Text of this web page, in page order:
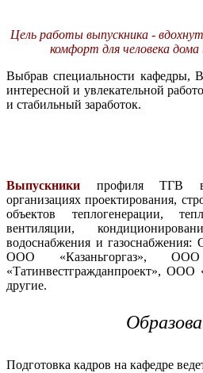
Цель работы выпускника -
комфорт для человека дома
Выбрав специальности кафедры,
интересной и увлекательной
и стабильный заработок.
Выпускники профиля ТГВ
организациях проектирования,
объектов теплогенерации,
вентиляции,
водоснабжения и газоснабжения:
ООО «Казаньгоргаз»,
«Татинвестгражданпроект»,
другие.
Подготовка кадров на кафедре